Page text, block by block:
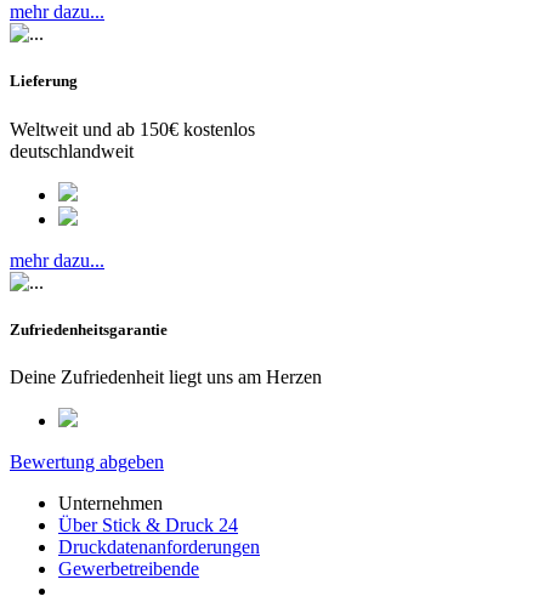
mehr dazu...
Lieferung
Weltweit und ab 150€ kostenlos
deutschlandweit
mehr dazu...
Zufriedenheitsgarantie
Deine Zufriedenheit liegt uns am Herzen
Bewertung abgeben
Unternehmen
Über Stick & Druck 24
Druckdatenanforderungen
Gewerbetreibende